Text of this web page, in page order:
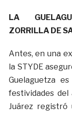
LA
ZORRILLA DE
Antes, en una
la STYDE
Guelaguetza
festividades del
Juárez